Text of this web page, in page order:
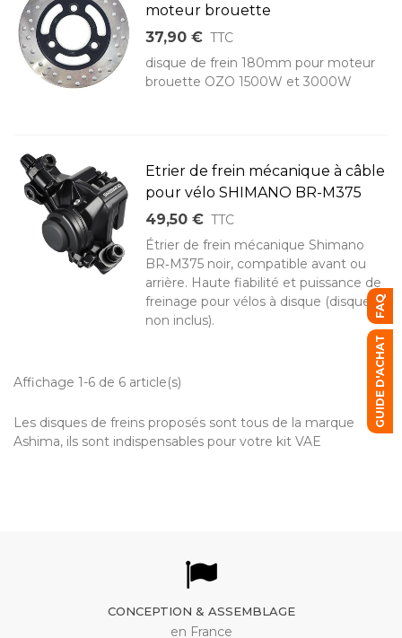
moteur brouette
37,90 € TTC
disque de frein 180mm pour moteur
brouette OZO 1500W et 3000W
Etrier de frein mécanique à câble
pour vélo SHIMANO BR-M375
49,50 € TTC
Étrier de frein mécanique Shimano
BR‑M375 noir, compatible avant ou
arrière. Haute fiabilité et puissance de
freinage pour vélos à disque (disque
non inclus).
Affichage 1-6 de 6 article(s)
Les disques de freins proposés sont tous de la marque
Ashima, ils sont indispensables pour votre kit VAE
CONCEPTION & ASSEMBLAGE
en France
FAQ
GUIDE D'ACHAT